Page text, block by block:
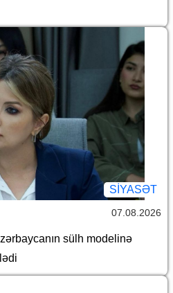
SİYASƏT
07.08.2026
sülh modelinə